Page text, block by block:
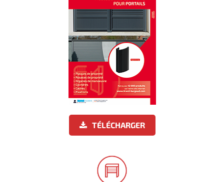
TÉLÉCHARGER